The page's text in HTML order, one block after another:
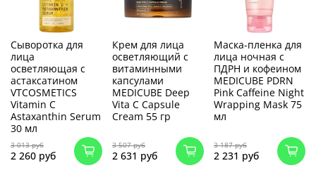
Сыворотка для
лица
осветляющая с
астаксатином
VTCOSMETICS
Vitamin C
Astaxanthin Serum
30 мл
3 013 руб
2 260 руб
Крем для лица
осветляющий с
витаминными
капсулами
MEDICUBE Deep
Vita C Capsule
Cream 55 гр
3 507 руб
2 631 руб
Маска-пленка для
лица ночная с
ПДРН и кофеином
MEDICUBE PDRN
Pink Caffeine Night
Wrapping Mask 75
мл
3 187 руб
2 231 руб